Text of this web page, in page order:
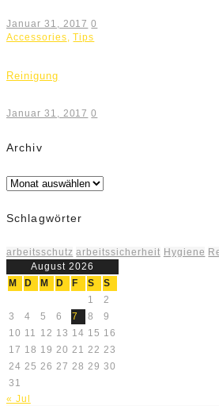
Januar 31, 2017 0
Accessories,Tips
Reinigung
Januar 31, 2017 0
Archiv
Archiv
Schlagwörter
arbeitsschutz arbeitssicherheit Hygiene
August 2026
M
D M D F S
S
1
2
3
4 5 6 7 8
9
10 11 12 13 14 15 16
17 18 19 20 21 22 23
24 25 26 27 28 29 30
31
« Jul